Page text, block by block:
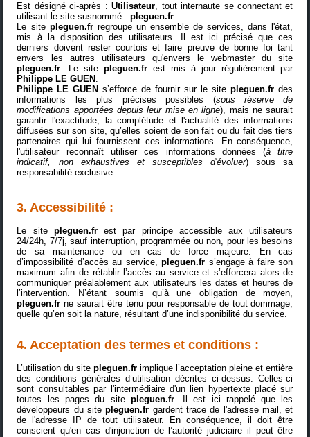
Est désigné ci-après :Utilisateur, tout internaute se connectant et
utilisant le site susnommé :pleguen.fr.
Le site pleguen.fr regroupe un ensemble de services, dans l'état,
mis à la disposition des utilisateurs. Il est ici précisé que ces
derniers doivent rester courtois et faire preuve de bonne foi tant
envers les autres utilisateurs qu'envers le webmaster du site
pleguen.fr. Le sitepleguen.fr est mis à jour régulièrement par
Philippe LE GUEN .
Philippe LE GUEN s’efforce de fournir sur le sitepleguen.fr des
informations les plus précises possibles (sous réserve de
modifications apportées depuis leur mise en ligne), mais ne saurait
garantir l'exactitude, la complétude et l'actualité des informations
diffusées sur son site, qu’elles soient de son fait ou du fait des tiers
partenaires qui lui fournissent ces informations. En conséquence,
l'utilisateur reconnaît utiliser ces informations données (à titre
indicatif, non exhaustives et susceptibles d'évoluer) sous sa
responsabilité exclusive.
3. Accessibilité :
Le site pleguen.frest par principe accessible aux utilisateurs
24/24h, 7/7j, sauf interruption, programmée ou non, pour les besoins
de sa maintenance ou en cas de force majeure. En cas
d’impossibilité d’accès au service,pleguen.fr s’engage à faire son
maximum afin de rétablir l’accès au service et s’efforcera alors de
communiquer préalablement aux utilisateurs les dates et heures de
l’intervention. N’étant soumis qu’à une obligation de moyen,
pleguen.fr ne saurait être tenu pour responsable de tout dommage,
quelle qu’en soit la nature, résultant d’une indisponibilité du service.
4. Acceptation des termes et conditions :
L’utilisation du sitepleguen.fr implique l’acceptation pleine et entière
des conditions générales d’utilisation décrites ci-dessus. Celles-ci
sont consultables par l'intermédiaire d'un lien hypertexte placé sur
toutes les pages du site pleguen.fr. Il est ici rappelé que les
développeurs du sitepleguen.fr gardent trace de l'adresse mail, et
de l'adresse IP de tout utilisateur. En conséquence, il doit être
conscient qu'en cas d'injonction de l’autorité judiciaire il peut être